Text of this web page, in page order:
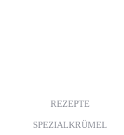
REZEPTE
SPEZIALKRÜMEL